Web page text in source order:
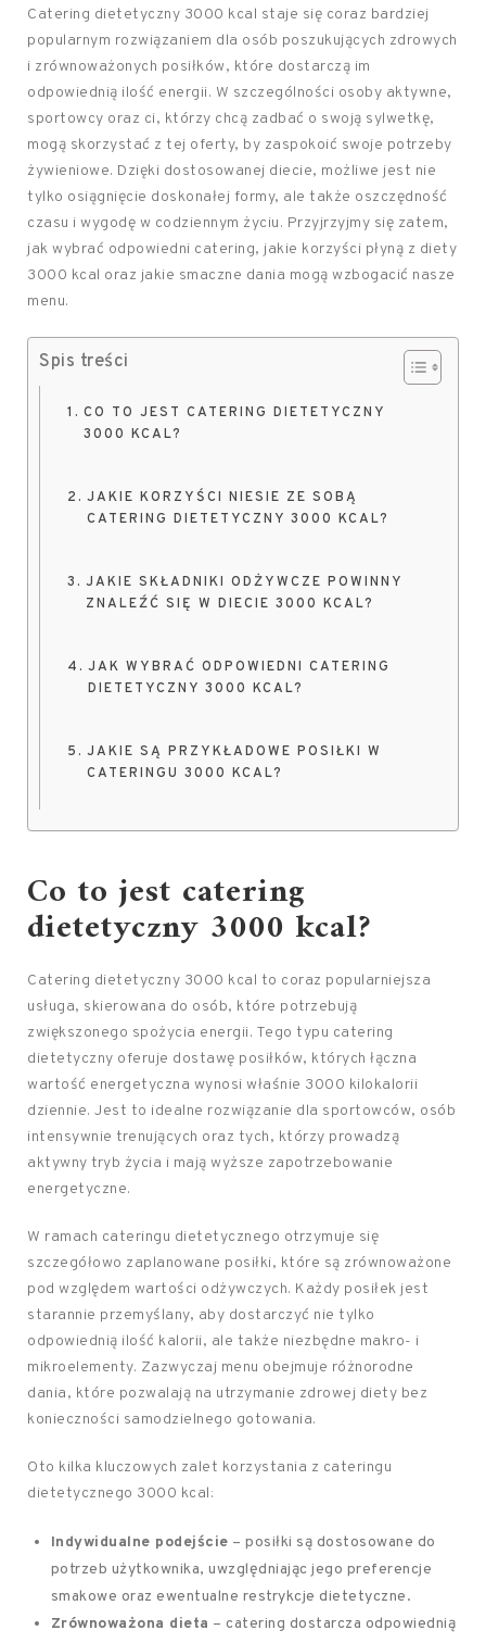
Catering dietetyczny 3000 kcal staje się coraz bardziej
popularnym rozwiązaniem dla osób poszukujących zdrowych
i zrównoważonych posiłków, które dostarczą im
odpowiednią ilość energii. W szczególności osoby aktywne,
sportowcy oraz ci, którzy chcą zadbać o swoją sylwetkę,
mogą skorzystać z tej oferty, by zaspokoić swoje potrzeby
żywieniowe. Dzięki dostosowanej diecie, możliwe jest nie
tylko osiągnięcie doskonałej formy, ale także oszczędność
czasu i wygodę w codziennym życiu. Przyjrzyjmy się zatem,
jak wybrać odpowiedni catering, jakie korzyści płyną z diety
3000 kcal oraz jakie smaczne dania mogą wzbogacić nasze
menu.
Spis treści
CO TO JEST CATERING DIETETYCZNY
3000 KCAL?
JAKIE KORZYŚCI NIESIE ZE SOBĄ
CATERING DIETETYCZNY 3000 KCAL?
JAKIE SKŁADNIKI ODŻYWCZE POWINNY
ZNALEŹĆ SIĘ W DIECIE 3000 KCAL?
JAK WYBRAĆ ODPOWIEDNI CATERING
DIETETYCZNY 3000 KCAL?
JAKIE SĄ PRZYKŁADOWE POSIŁKI W
CATERINGU 3000 KCAL?
Co to jest catering
dietetyczny 3000 kcal?
Catering dietetyczny 3000 kcal to coraz popularniejsza
usługa, skierowana do osób, które potrzebują
zwiększonego spożycia energii. Tego typu catering
dietetyczny oferuje dostawę posiłków, których łączna
wartość energetyczna wynosi właśnie 3000 kilokalorii
dziennie. Jest to idealne rozwiązanie dla sportowców, osób
intensywnie trenujących oraz tych, którzy prowadzą
aktywny tryb życia i mają wyższe zapotrzebowanie
energetyczne.
W ramach cateringu dietetycznego otrzymuje się
szczegółowo zaplanowane posiłki, które są zrównoważone
pod względem wartości odżywczych. Każdy posiłek jest
starannie przemyślany, aby dostarczyć nie tylko
odpowiednią ilość kalorii, ale także niezbędne makro- i
mikroelementy. Zazwyczaj menu obejmuje różnorodne
dania, które pozwalają na utrzymanie zdrowej diety bez
konieczności samodzielnego gotowania.
Oto kilka kluczowych zalet korzystania z cateringu
dietetycznego 3000 kcal:
Indywidualne podejście – posiłki są dostosowane do
potrzeb użytkownika, uwzględniając jego preferencje
smakowe oraz ewentualne restrykcje dietetyczne.
Zrównoważona dieta – catering dostarcza odpowiednią